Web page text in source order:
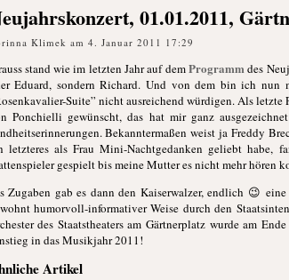
01.01.2011,
Klimek am 4. Januar 2011 17:29
stand wie im letzten Jahr auf demProgrammdes
Eduard, sondern Richard. Und von dem bin ich
Suite” nicht ausreichend würdigen. Als
Ponchielli gewünscht, das hat mir ganz
Bekanntermaßen weist ja Freddy
letzteres als Frau Mini-Nachtgedanken geliebt habe,
gespielt bis meine Mutter es nicht mehr hören
Zugaben gab es dann den Kaiserwalzer, endlich 😉
humorvoll-informativer Weise durch den
des Staatstheaters am Gärtnerplatz wurde am
in das Musikjahr 2011!
Artikel